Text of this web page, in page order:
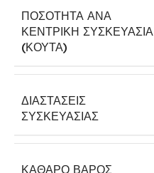
ΠΟΣΌΤΗΤΑ ΑΝΆ
ΚΕΝΤΡΙΚΉ ΣΥΣΚΕΥΑΣΊΑ
(ΚΟΎΤΑ)
ΔΙΑΣΤΆΣΕΙΣ
ΣΥΣΚΕΥΑΣΊΑΣ
ΚΑΘΑΡΌ ΒΆΡΟΣ